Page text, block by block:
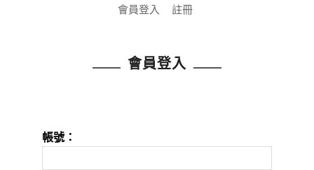
會員登入 註冊
會員登入
帳號：